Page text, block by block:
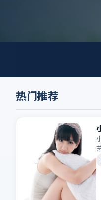
热门推荐